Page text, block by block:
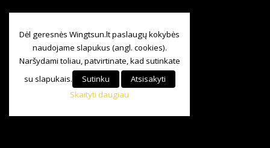
Dėl geresnės Wingtsun.lt paslaugų kokybės
naudojame slapukus (angl. cookies).
Naršydami toliau, patvirtinate, kad sutinkate
su slapukais.
Sutinku
Atsisakyti
Skaityti daugiau